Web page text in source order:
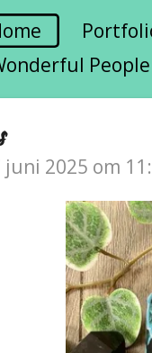
People
2025 om